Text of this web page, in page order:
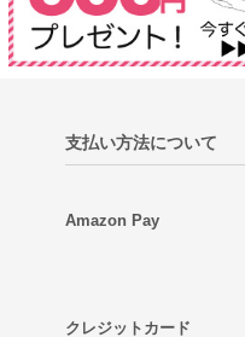
支払い方法について
Amazon Pay
クレジットカード